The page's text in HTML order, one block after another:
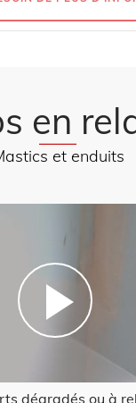
en
et enduits
dégradés ou à